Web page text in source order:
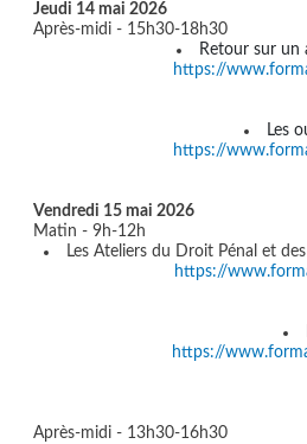
Jeudi 14 mai 2026
Après-midi - 15h30-18h30
Retour sur un
https://
Les
https://
Vendredi 15 mai 2026
Matin - 9h-12h
Les Ateliers du Droit Pénal et
https://
https://
Après-midi - 13h30-16h30